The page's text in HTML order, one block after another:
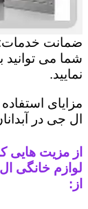
ضمانت خدمات:
شما می توانید
نمایید.
مزایای
ال جی در
از مزیت هایی
لوازم خانگی
از: